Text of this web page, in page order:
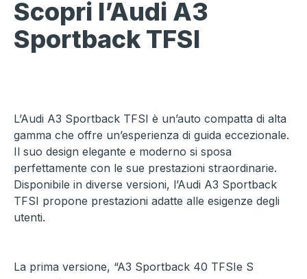
Scopri l’Audi A3
Sportback TFSI
L’Audi A3 Sportback TFSI è un’auto compatta di alta
gamma che offre un’esperienza di guida eccezionale.
Il suo design elegante e moderno si sposa
perfettamente con le sue prestazioni straordinarie.
Disponibile in diverse versioni, l’Audi A3 Sportback
TFSI propone prestazioni adatte alle esigenze degli
utenti.
La prima versione, “A3 Sportback 40 TFSIe S